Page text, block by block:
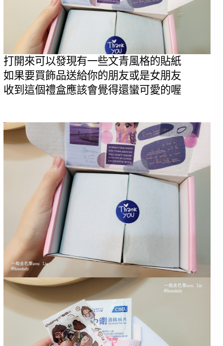
打開來可以發現有一些文青風格的貼紙
如果要買飾品送給你的朋友或是女朋友
收到這個禮盒應該會覺得還蠻可愛的喔